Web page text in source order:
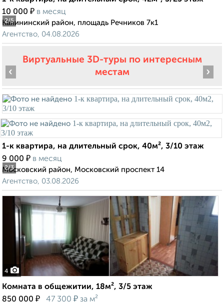
2/5
10 000 ₽ в месяц
Калининский район, площадь Речников 7к1
Агентство, 04.08.2026
Виртуальные 3D-туры по интересным
местам
2/3
‹ ›
1-к квартира, на длительный срок, 40м², 3/10 этаж
9 000 ₽ в месяц
Московский район, Московский проспект 14
Агентство, 03.08.2026
4
Комната в общежитии, 18м², 3/5 этаж
850 000 ₽ 47 300 ₽ за м²